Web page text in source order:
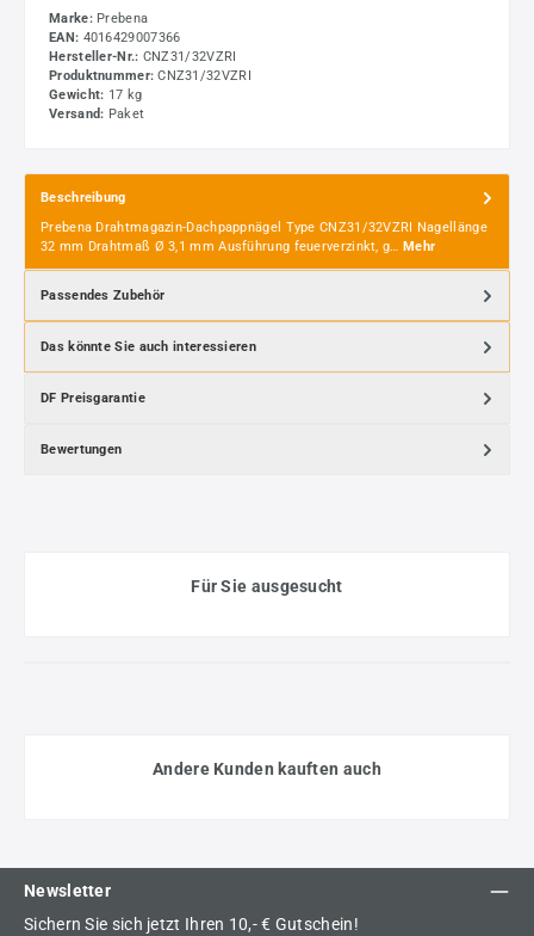
Marke: Prebena
EAN: 4016429007366
Hersteller-Nr.: CNZ31/32VZRI
Produktnummer: CNZ31/32VZRI
Gewicht: 17 kg
Versand: Paket
Beschreibung
Prebena Drahtmagazin-Dachpappnägel Type CNZ31/32VZRI Nagellänge
32 mm Drahtmaß Ø 3,1 mm Ausführung feuerverzinkt, g… Mehr
Passendes Zubehör
Das könnte Sie auch interessieren
DF Preisgarantie
Bewertungen
Für Sie ausgesucht
Andere Kunden kauften auch
Newsletter
Sichern Sie sich jetzt Ihren 10,- € Gutschein!